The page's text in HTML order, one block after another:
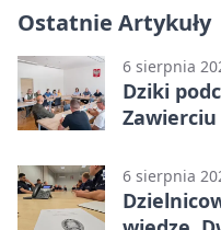
Ostatnie Artykuły
6 sierpnia
Dziki
Zawierciu
6 sierpnia